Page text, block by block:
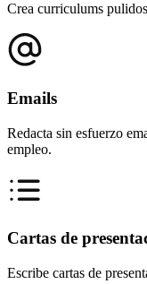
Crea curriculums
Emails
Redacta sin esfuerzo
empleo.
Cartas de
Escribe cartas de